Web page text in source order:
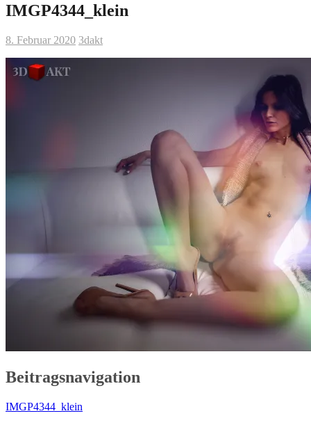
IMGP4344_klein
8. Februar 2020 3dakt
Beitragsnavigation
IMGP4344_klein